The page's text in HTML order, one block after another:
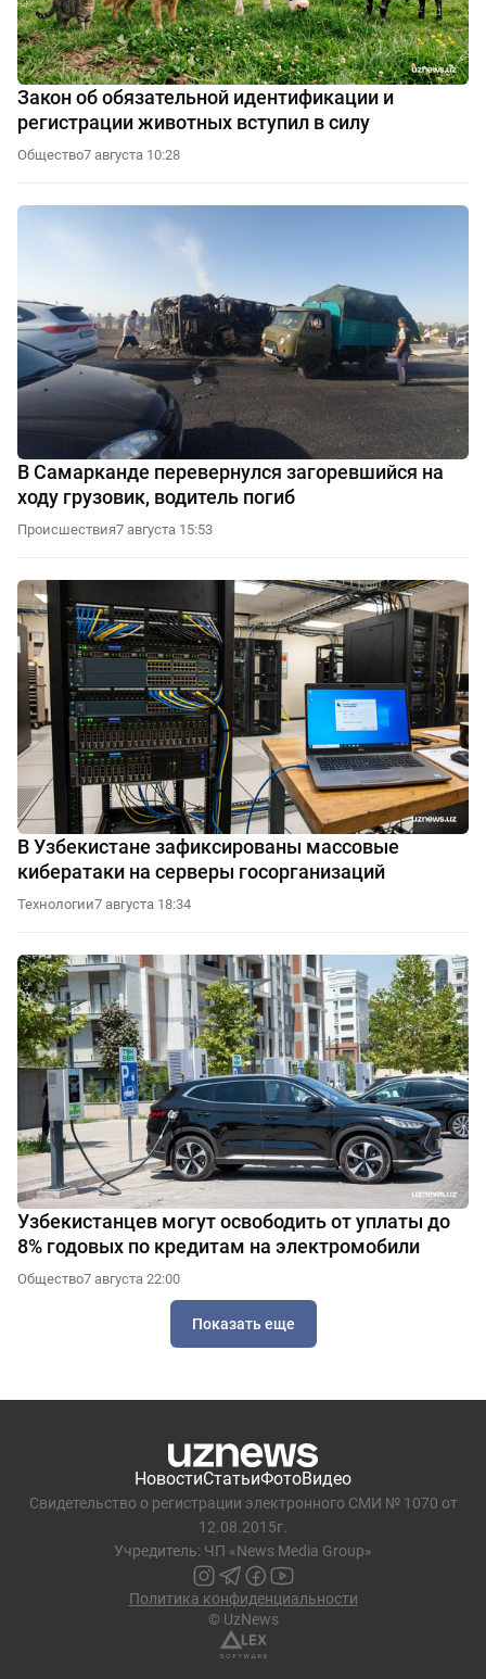
Закон об обязательной идентификации и
регистрации животных вступил в силу
Общество7 августа 10:28
В Самарканде перевернулся загоревшийся на
ходу грузовик, водитель погиб
Происшествия7 августа 15:53
В Узбекистане зафиксированы массовые
кибератаки на серверы госорганизаций
Технологии7 августа 18:34
Узбекистанцев могут освободить от уплаты до
8% годовых по кредитам на электромобили
Общество7 августа 22:00
Показать еще
НовостиСтатьиФотоВидео
Свидетельство о регистрации электронного СМИ № 1070 от
12.08.2015г.
Учредитель: ЧП «News Media Group»
Политика конфиденциальности
© UzNews